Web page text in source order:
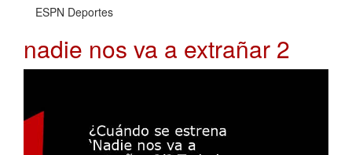
ESPN Deportes
nadie nos va a extrañar 2